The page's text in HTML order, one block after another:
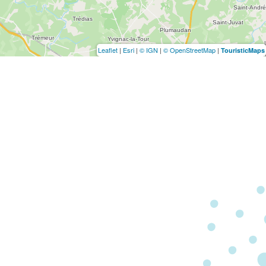
Leaflet | Esri | © IGN | © OpenStreetMap | TouristicMaps